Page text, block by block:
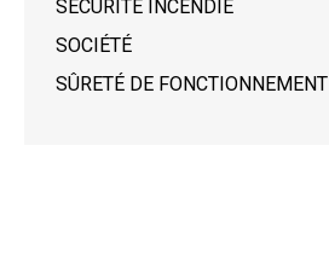
SÉCURITÉ INCENDIE
SOCIÉTÉ
SÛRETÉ DE FONCTIONNEMENT